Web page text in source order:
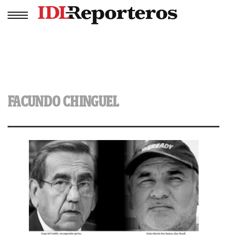
FACUNDO CHINGUEL